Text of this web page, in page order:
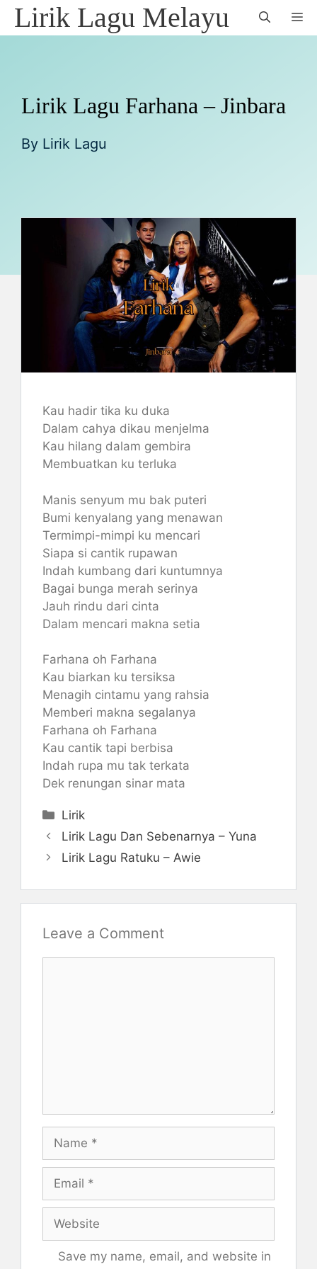
SkipLirik Lagu Melayu
Lirik Lagu Farhana – Jinbara
By Lirik Lagu
Kau hadir tika ku duka
Dalam cahya dikau menjelma
Kau hilang dalam gembira
Membuatkan ku terluka
Manis senyum mu bak puteri
Bumi kenyalang yang menawan
Termimpi-mimpi ku mencari
Siapa si cantik rupawan
Indah kumbang dari kuntumnya
Bagai bunga merah serinya
Jauh rindu dari cinta
Dalam mencari makna setia
Farhana oh Farhana
Kau biarkan ku tersiksa
Menagih cintamu yang rahsia
Memberi makna segalanya
Farhana oh Farhana
Kau cantik tapi berbisa
Indah rupa mu tak terkata
Dek renungan sinar mata
Categories
Lirik
Lirik Lagu Dan Sebenarnya – Yuna
Lirik Lagu Ratuku – Awie
Leave a Comment
Name
Email
Website
Save my name, email, and website in